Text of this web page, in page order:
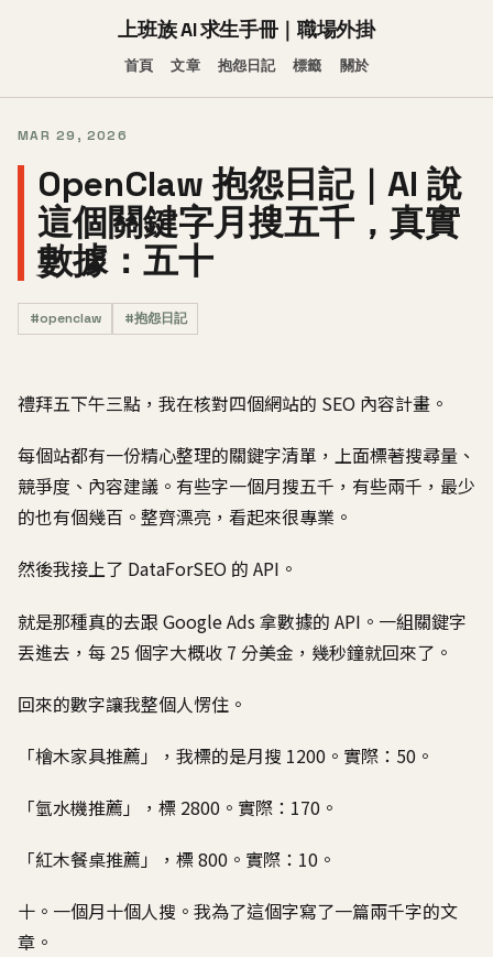
上班族 AI 求生手冊｜職場外掛
首頁 文章 抱怨日記 標籤 關於
MAR 29, 2026
OpenClaw 抱怨日記｜AI 說
這個關鍵字月搜五千，真實
數據：五十
#openclaw #抱怨日記
禮拜五下午三點，我在核對四個網站的 SEO 內容計畫。
每個站都有一份精心整理的關鍵字清單，上面標著搜尋量、
競爭度、內容建議。有些字一個月搜五千，有些兩千，最少
的也有個幾百。整齊漂亮，看起來很專業。
然後我接上了 DataForSEO 的 API。
就是那種真的去跟 Google Ads 拿數據的 API。一組關鍵字
丟進去，每 25 個字大概收 7 分美金，幾秒鐘就回來了。
回來的數字讓我整個人愣住。
「檜木家具推薦」，我標的是月搜 1200。實際：50。
「氫水機推薦」，標 2800。實際：170。
「紅木餐桌推薦」，標 800。實際：10。
十。一個月十個人搜。我為了這個字寫了一篇兩千字的文
章。